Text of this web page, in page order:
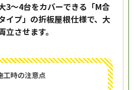
3〜4台をカバーできる「M合
イプ」の折板屋根仕様で、大
させます。
工時の注意点